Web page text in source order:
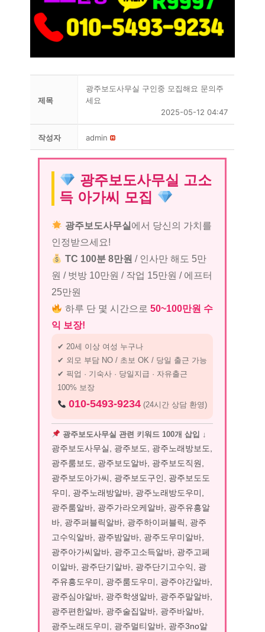
제목
광주보도사무실 구인중 모집해요 문의주
세요
2025-05-12 04:47
작성자 admin
광주보도사무실 고소
득 아가씨 모집
광주보도사무실 에서 당신의 가치를
인정받으세요!
TC 100분 8만원 / 인사만 해도 5만
원 / 벗방 10만원 / 작업 15만원 / 에프터
25만원
하루 단 몇 시간으로 50~100만원 수
익 보장!
✔ 20세 이상 여성 누구나
✔ 외모 부담 NO / 초보 OK / 당일 출근 가능
✔ 픽업 · 기숙사 · 당일지급 · 자유출근
100% 보장
010-5493-9234 (24시간 상담 환영)
광주보도사무실 관련 키워드 100개 삽입 ↓
광주보도사무실, 광주보도, 광주노래방보도,
광주룸보도, 광주보도알바, 광주보도직원,
광주보도아가씨, 광주보도구인, 광주보도도
우미, 광주노래방알바, 광주노래방도우미,
광주룸알바, 광주가라오케알바, 광주유흥알
바, 광주퍼블릭알바, 광주하이퍼블릭, 광주
고수익알바, 광주밤알바, 광주도우미알바,
광주아가씨알바, 광주고소득알바, 광주고페
이알바, 광주단기알바, 광주단기고수익, 광
주유흥도우미, 광주룸도우미, 광주야간알바,
광주심야알바, 광주학생알바, 광주주말알바,
광주편한알바, 광주술집알바, 광주바알바,
광주노래도우미, 광주멀티알바, 광주3no알